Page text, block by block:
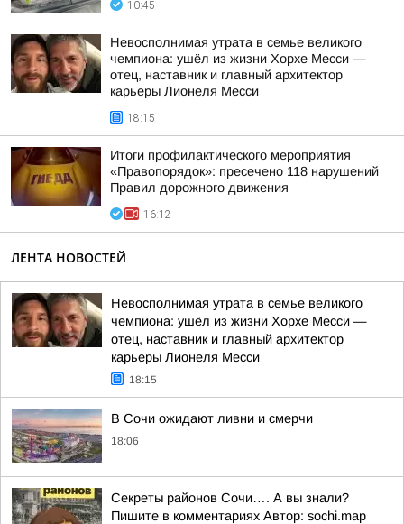
10:45
Невосполнимая утрата в семье великого
чемпиона: ушёл из жизни Хорхе Месси —
отец, наставник и главный архитектор
карьеры Лионеля Месси
18:15
Итоги профилактического мероприятия
«Правопорядок»: пресечено 118 нарушений
Правил дорожного движения
16:12
ЛЕНТА НОВОСТЕЙ
Невосполнимая утрата в семье великого
чемпиона: ушёл из жизни Хорхе Месси —
отец, наставник и главный архитектор
карьеры Лионеля Месси
18:15
В Сочи ожидают ливни и смерчи
18:06
Секреты районов Сочи…. А вы знали?
Пишите в комментариях Автор: sochi.map